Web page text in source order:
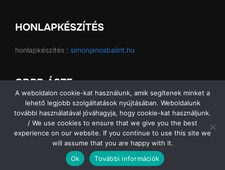
HONLAPKÉSZÍTÉS
honlapkészítés : simonjanosbalint.hu
GDPR ÁSZF
GDPR ÁSZF
Copyright © 2026 Ocean Sailing SE
A weboldalon cookie-kat használunk, amik segítenek minket a
lehető legjobb szolgáltatások nyújtásában. Weboldalunk
további használatával jóváhagyja, hogy cookie-kat használjunk.
/ We use cookies to ensure that we give you the best
experience on our website. If you continue to use this site we
will assume that you are happy with it.
Ok
További információk